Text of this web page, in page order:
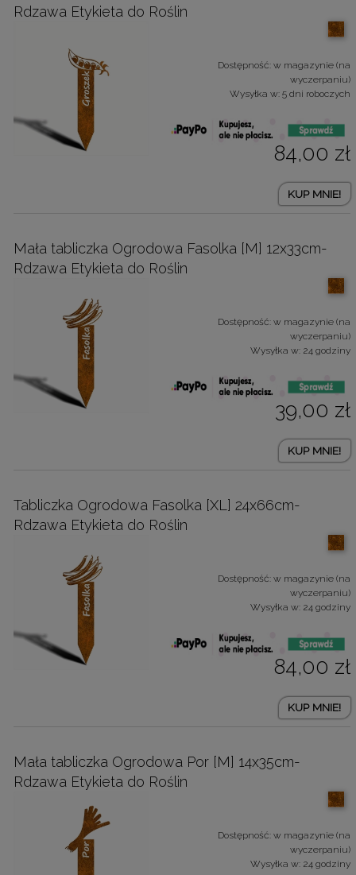
Rdzawa Etykieta do Roślin
Dostępność: w magazynie (na
wyczerpaniu)
Wysyłka w: 5 dni roboczych
84,00 zł
KUP MNIE!
Mała tabliczka Ogrodowa Fasolka [M] 12x33cm-
Rdzawa Etykieta do Roślin
Dostępność: w magazynie (na
wyczerpaniu)
Wysyłka w: 24 godziny
39,00 zł
KUP MNIE!
Tabliczka Ogrodowa Fasolka [XL] 24x66cm-
Rdzawa Etykieta do Roślin
Dostępność: w magazynie (na
wyczerpaniu)
Wysyłka w: 24 godziny
84,00 zł
KUP MNIE!
Mała tabliczka Ogrodowa Por [M] 14x35cm-
Rdzawa Etykieta do Roślin
Dostępność: w magazynie (na
wyczerpaniu)
Wysyłka w: 24 godziny